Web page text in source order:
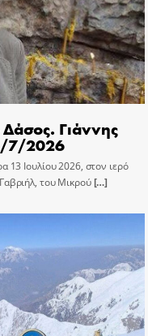
Γιάννης
7/2026
13 Ιουλίου 2026, στον ιερό
του Μικρού[…]